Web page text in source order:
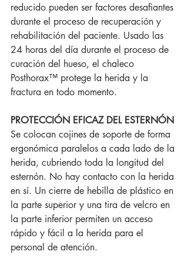
reducido pueden ser factores desafiantes
durante el proceso de recuperación y
rehabilitación del paciente. Usado las
24 horas del día durante el proceso de
curación del hueso, el chaleco
Posthorax™ protege la herida y la
fractura en todo momento.
PROTECCIÓN EFICAZ DEL ESTERNÓN
Se colocan cojines de soporte de forma
ergonómica paralelos a cada lado de la
herida, cubriendo toda la longitud del
esternón. No hay contacto con la herida
en sí. Un cierre de hebilla de plástico en
la parte superior y una tira de velcro en
la parte inferior permiten un acceso
rápido y fácil a la herida para el
personal de atención.